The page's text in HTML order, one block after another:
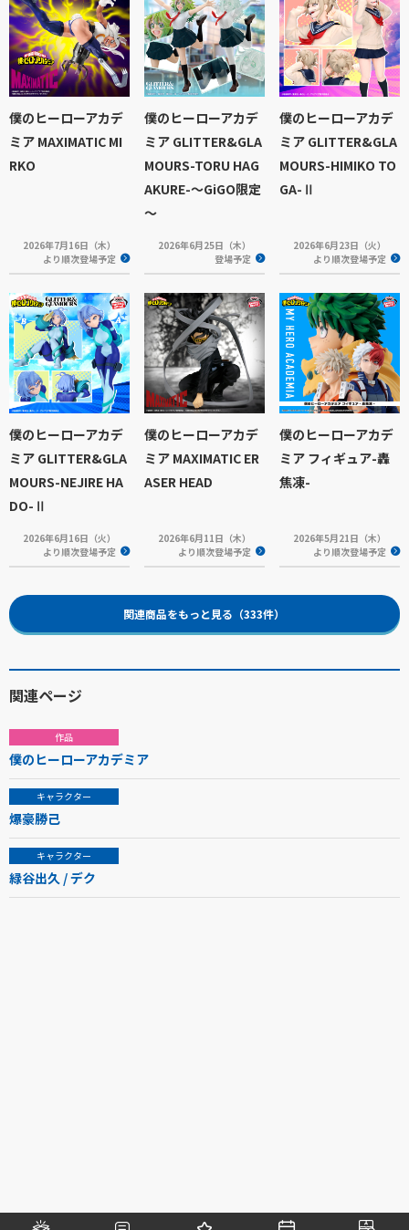
僕のヒーローアカデ
ミア MAXIMATIC MI
RKO
2026年7月16日（木）
より順次登場予定
僕のヒーローアカデ
ミア GLITTER&GLA
MOURS-TORU HAG
AKURE-～GiGO限定
～
2026年6月25日（木）
登場予定
僕のヒーローアカデ
ミア GLITTER&GLA
MOURS-HIMIKO TO
GA-Ⅱ
2026年6月23日（火）
より順次登場予定
僕のヒーローアカデ
ミア GLITTER&GLA
MOURS-NEJIRE HA
DO-Ⅱ
2026年6月16日（火）
より順次登場予定
僕のヒーローアカデ
ミア MAXIMATIC ER
ASER HEAD
2026年6月11日（木）
より順次登場予定
僕のヒーローアカデ
ミア フィギュア-轟
焦凍-
2026年5月21日（木）
より順次登場予定
関連商品をもっと見る（333件）
関連ページ
作品
僕のヒーローアカデミア
キャラクター
爆豪勝己
キャラクター
緑谷出久 / デク